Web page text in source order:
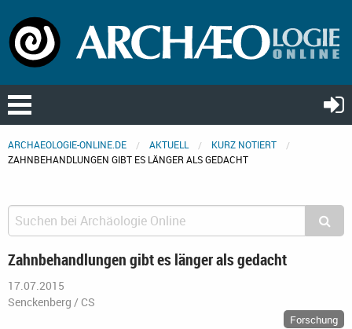
ARCHAEOLOGIE-ONLINE.DE AKTUELL
KURZ NOTIERT
ZAHNBEHANDLUNGEN GIBT ES LÄNGER ALS GEDACHT
Zahnbehandlungen gibt es länger als gedacht
17.07.2015
Senckenberg / CS
Forschung